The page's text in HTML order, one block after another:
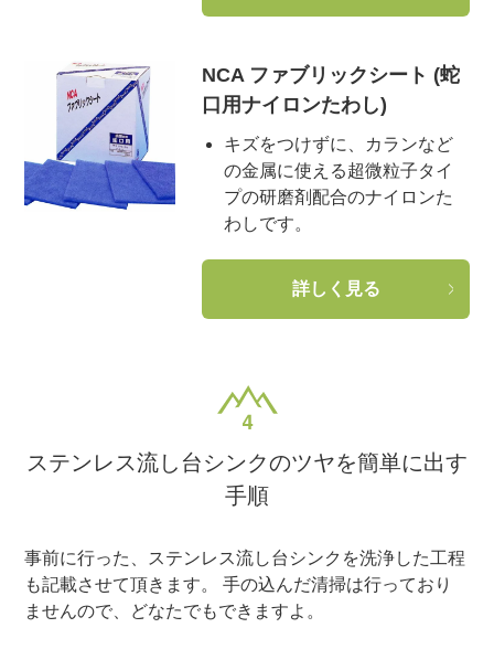
NCA ファブリックシート (蛇
口用ナイロンたわし)
キズをつけずに、カランなど
の金属に使える超微粒子タイ
プの研磨剤配合のナイロンた
わしです。
詳しく見る
ステンレス流し台シンクのツヤを簡単に出す
手順
事前に行った、ステンレス流し台シンクを洗浄した工程
も記載させて頂きます。 手の込んだ清掃は行っており
ませんので、どなたでもできますよ。